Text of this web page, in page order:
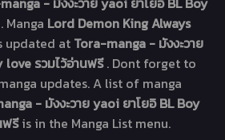
. Manga Lord Demon King Always
updated at Tora-manga - มังงะวาย
love รวมไว้อ่านฟรี. Dont forget to
updates. A list of manga
- มังงะวาย yaoi ยาโยอิ BL Boy
ฟรีis in the Manga List menu.